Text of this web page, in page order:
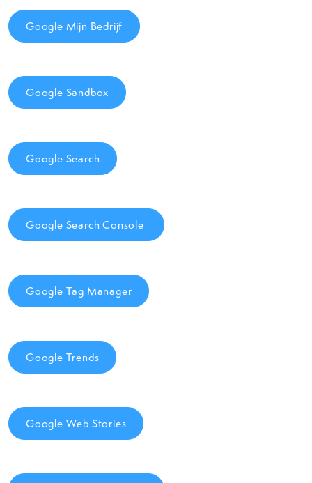
Google Mijn Bedrijf
Google Sandbox
Google Search
Google Search Console
Google Tag Manager
Google Trends
Google Web Stories